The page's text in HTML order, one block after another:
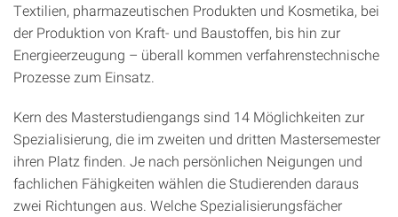
Textilien, pharmazeutischen Produkten und Kosmetika, bei
der Produktion von Kraft- und Baustoffen, bis hin zur
Energieerzeugung – überall kommen verfahrenstechnische
Prozesse zum Einsatz.
Kern des Masterstudiengangs sind 14 Möglichkeiten zur
Spezialisierung, die im zweiten und dritten Mastersemester
ihren Platz finden. Je nach persönlichen Neigungen und
fachlichen Fähigkeiten wählen die Studierenden daraus
zwei Richtungen aus. Welche Spezialisierungsfächer